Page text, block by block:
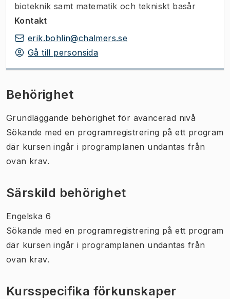
bioteknik samt matematik och tekniskt basår
Kontakt
erik.bohlin@chalmers.se
Gå till personsida
Behörighet
Grundläggande behörighet för avancerad nivå
Sökande med en programregistrering på ett program
där kursen ingår i programplanen undantas från
ovan krav.
Särskild behörighet
Engelska 6
Sökande med en programregistrering på ett program
där kursen ingår i programplanen undantas från
ovan krav.
Kursspecifika förkunskaper